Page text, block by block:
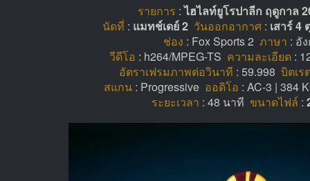
รายการ :ไฮไลท์ยูโรปาลีก ฤดูกาล
นัดที่ : แมทช์เดย์ 2 วันออกอากาศ : เสาร์ 4
ช่อง : Fox Sports 2ภาษา : อั
วีดีโอ : h264/MPEG-TS ความละเอียด :
อัตราเฟรมภาพต่อวินาที : 59.998บิตเร
สแกน: Progressive ออดิโอ : AC-3 | 384
ระยะเวลา : 48 นาที ขนาดไฟล์ :